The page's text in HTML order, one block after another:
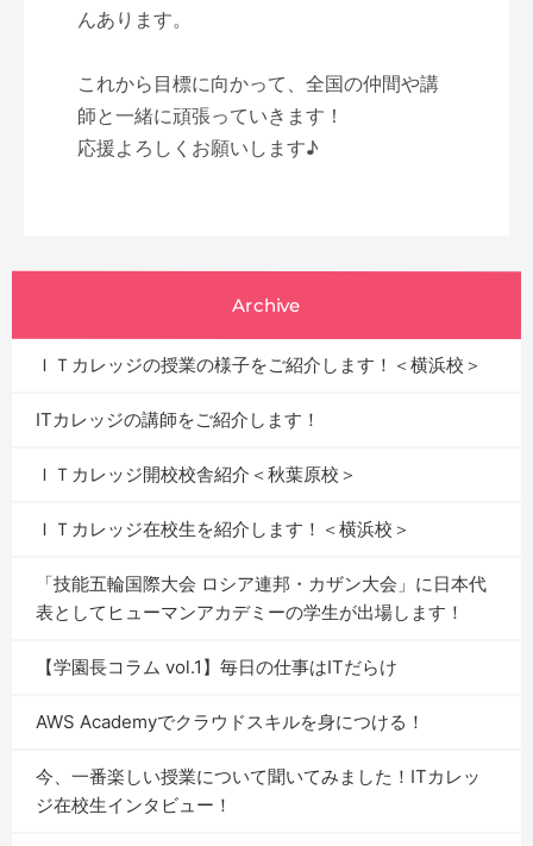
んあります。
これから目標に向かって、全国の仲間や講
師と一緒に頑張っていきます！
応援よろしくお願いします♪
Archive
ＩＴカレッジの授業の様子をご紹介します！＜横浜校＞
ITカレッジの講師をご紹介します！
ＩＴカレッジ開校校舎紹介＜秋葉原校＞
ＩＴカレッジ在校生を紹介します！＜横浜校＞
「技能五輪国際大会 ロシア連邦・カザン大会」に日本代
表としてヒューマンアカデミーの学生が出場します！
【学園長コラム vol.1】毎日の仕事はITだらけ
AWS Academyでクラウドスキルを身につける！
今、一番楽しい授業について聞いてみました！ITカレッ
ジ在校生インタビュー！